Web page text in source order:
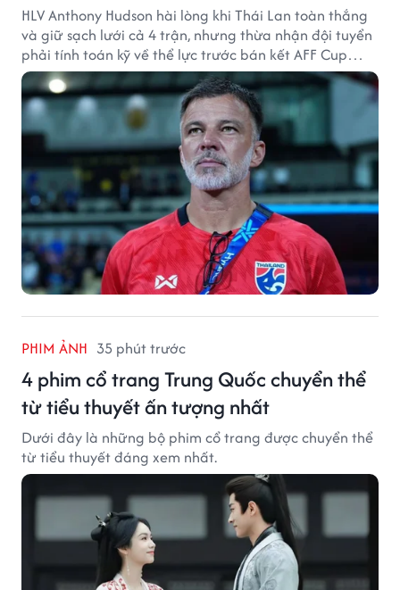
HLV Anthony Hudson hài lòng khi Thái Lan toàn thắng
và giữ sạch lưới cả 4 trận, nhưng thừa nhận đội tuyển
phải tính toán kỹ về thể lực trước bán kết AFF Cup
2026.
PHIM ẢNH 35 phút trước
4 phim cổ trang Trung Quốc chuyển thể
từ tiểu thuyết ấn tượng nhất
Dưới đây là những bộ phim cổ trang được chuyển thể
từ tiểu thuyết đáng xem nhất.